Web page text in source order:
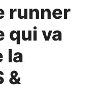
runner
qui va
la
&